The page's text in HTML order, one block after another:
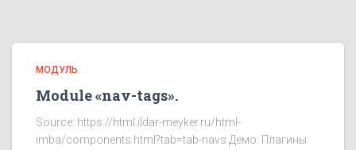
МОДУЛЬ
Module «nav-tags».
Source: https://html.ildar-meyker.ru/html-
imba/components.html?tab=tab-navs Демо: Плагины: